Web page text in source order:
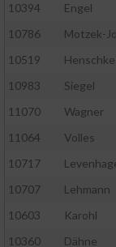
10394
Engel
10786
Motzek-
10519
Henschke
10983
Siegel
11070
Wagner
11064
Volles
10717
10707
Lehmann
10603
Karohl
10360
Dähne